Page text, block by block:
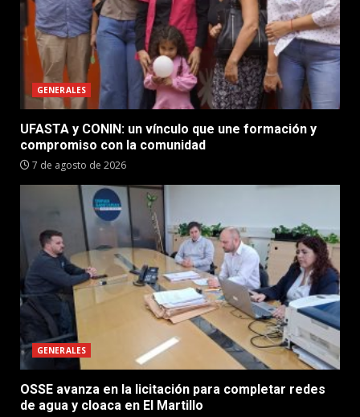
GENERALES
UFASTA y CONIN: un vínculo que une formación y
compromiso con la comunidad
7 de agosto de 2026
GENERALES
OSSE avanza en la licitación para completar redes
de agua y cloaca en El Martillo